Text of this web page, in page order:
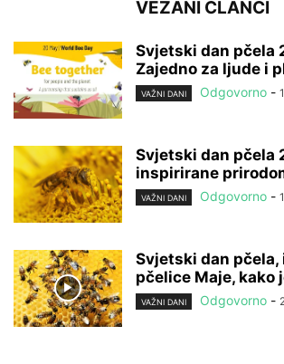
VEZANI ČLANCI
Svjetski dan pčela
Zajedno za ljude i
VAŽNI DANI Odgovorno -
Svjetski dan pčela
inspirirane
VAŽNI DANI Odgovorno -
Svjetski dan pčela,
pčelice Maje, kako
VAŽNI DANI Odgovorno -